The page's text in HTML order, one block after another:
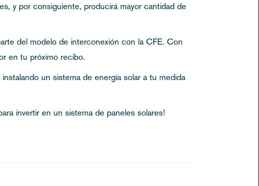
y por consiguiente, producirá mayor cantidad de
del modelo de interconexión con la CFE. Con
en tu próximo recibo.
un sistema de energía solar a tu medida
invertir en un sistema de paneles solares!